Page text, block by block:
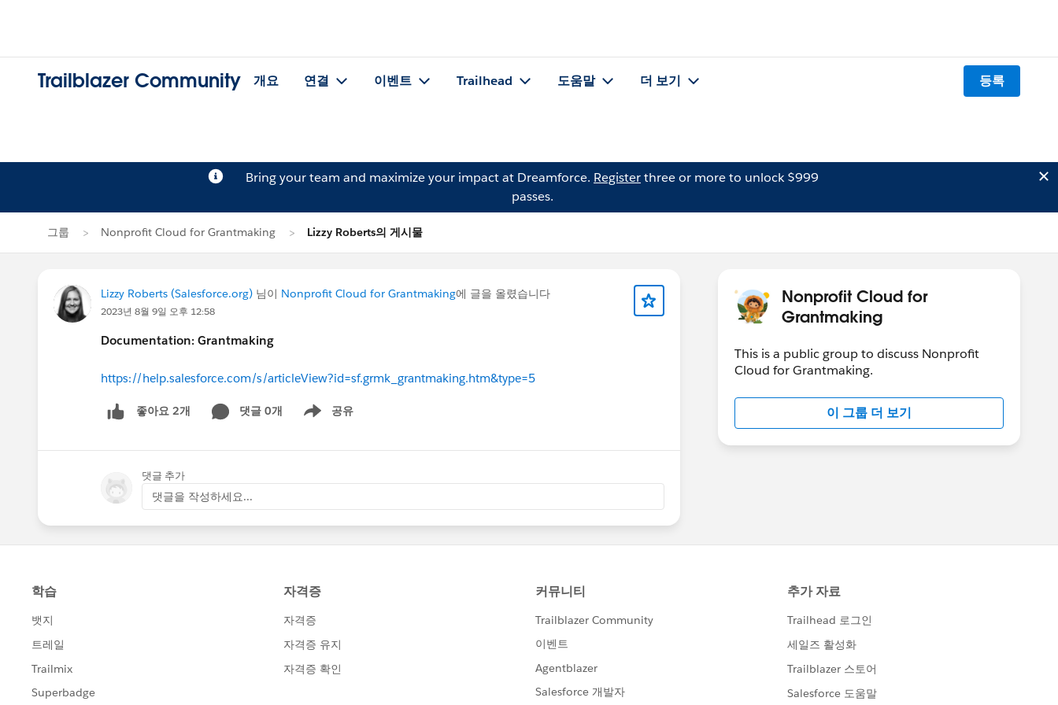
Trailblazer Community 개요 연결 이벤트 Trailhead 도움말 더 보기 등록
Bring your team and maximize your impact at Dreamforce. Registerthree or more to unlock $999
passes.
그룹 Nonprofit Cloud for Grantmaking Lizzy Roberts의 게시물
Lizzy Roberts (Salesforce.org) 님이 Nonprofit Cloud for Grantmaking에 글을 올렸습니다
2023년 8월 9일 오후 12:58
Documentation: Grantmaking
https://help.salesforce.com/s/articleView?id=sf.grmk_grantmaking.htm&type=5
좋아요 2개 댓글 0개 공유
Show menu
댓글 추가
댓글을 작성하세요...
Nonprofit Cloud for
Grantmaking
This is a public group to discuss Nonprofit
Cloud for Grantmaking.
이 그룹 더 보기